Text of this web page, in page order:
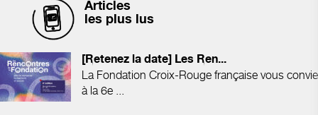
Articles
les plus lus
[Retenez la date] Les Ren...
La Fondation Croix-Rouge française vous convie
à la 6e ...